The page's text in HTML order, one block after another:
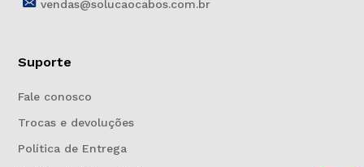
vendas@solucaocabos.com.br
Suporte
Fale conosco
Trocas e devoluções
Política de Entrega